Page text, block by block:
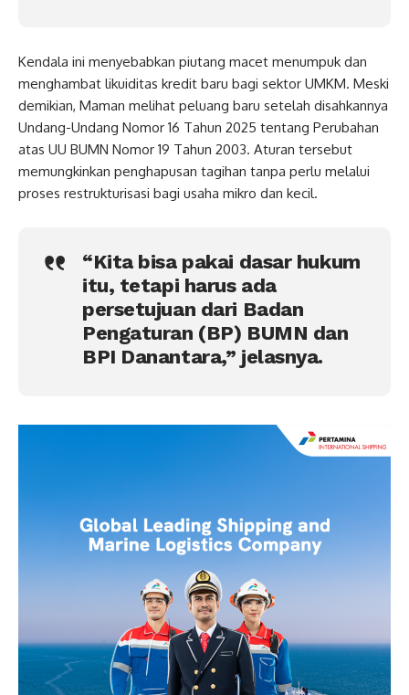
Kendala ini menyebabkan piutang macet menumpuk dan
menghambat likuiditas kredit baru bagi sektor UMKM. Meski
demikian, Maman melihat peluang baru setelah disahkannya
Undang-Undang Nomor 16 Tahun 2025 tentang Perubahan
atas UU BUMN Nomor 19 Tahun 2003. Aturan tersebut
memungkinkan penghapusan tagihan tanpa perlu melalui
proses restrukturisasi bagi usaha mikro dan kecil.
“Kita bisa pakai dasar hukum
itu, tetapi harus ada
persetujuan dari Badan
Pengaturan (BP) BUMN dan
BPI Danantara,” jelasnya.